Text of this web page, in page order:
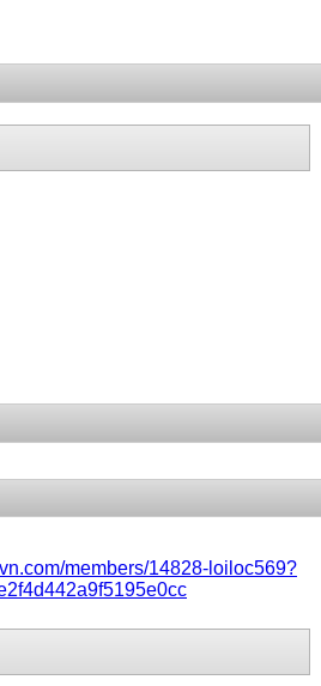
members/14828-loiloc569?